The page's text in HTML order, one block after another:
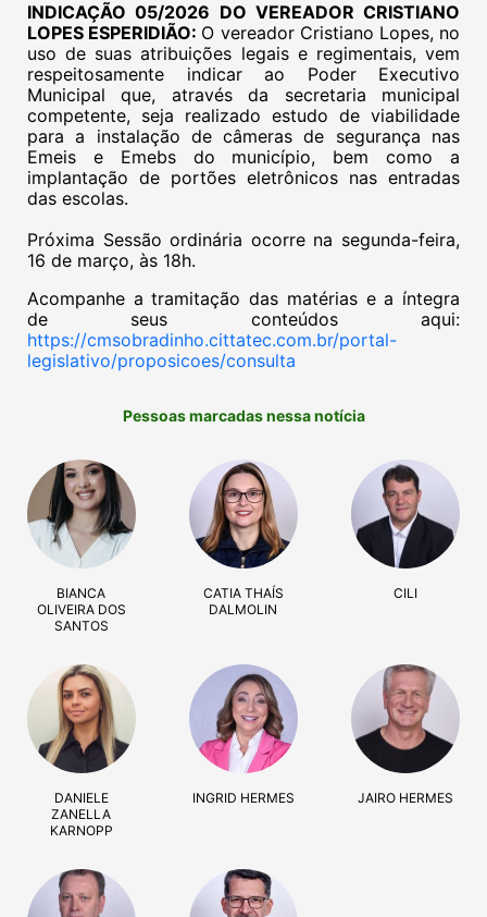
INDICAÇÃO 05/2026 DO VEREADOR CRISTIANO
LOPES ESPERIDIÃO: O vereador Cristiano Lopes, no
uso de suas atribuições legais e regimentais, vem
respeitosamente indicar ao Poder Executivo
Municipal que, através da secretaria municipal
competente, seja realizado estudo de viabilidade
para a instalação de câmeras de segurança nas
Emeis e Emebs do município, bem como a
implantação de portões eletrônicos nas entradas
das escolas.
Próxima Sessão ordinária ocorre na segunda-feira,
16 de março, às 18h.
Acompanhe a tramitação das matérias e a íntegra
de seus conteúdos aqui:
https://cmsobradinho.cittatec.com.br/portal-
legislativo/proposicoes/consulta
Pessoas marcadas nessa notícia
BIANCA
OLIVEIRA DOS
SANTOS
CATIA THAÍS
DALMOLIN
CILI
DANIELE
ZANELLA
KARNOPP
INGRID HERMES JAIRO HERMES